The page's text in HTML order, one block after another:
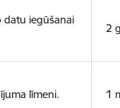
datu iegūšanai
2
līmeni. 1